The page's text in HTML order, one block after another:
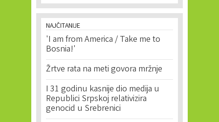
NAJČITANIJE
'I am from America / Take me to
Bosnia!'
Žrtve rata na meti govora mržnje
I 31 godinu kasnije dio medija u
Republici Srpskoj relativizira
genocid u Srebrenici